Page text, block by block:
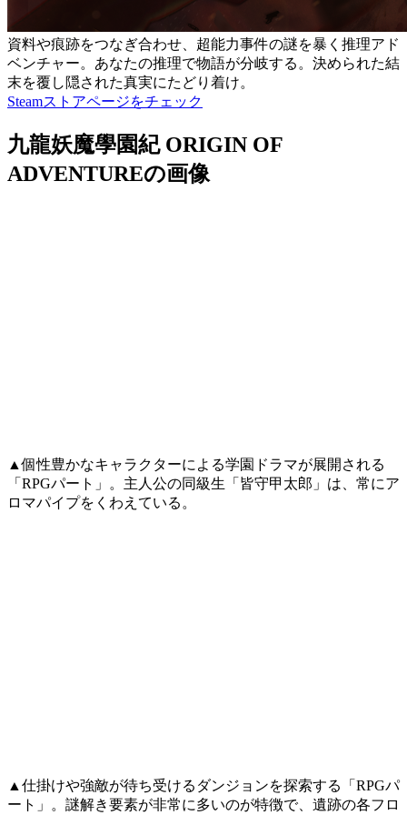
資料や痕跡をつなぎ合わせ、超能力事件の謎を暴く推理アド
ベンチャー。あなたの推理で物語が分岐する。決められた結
末を覆し隠された真実にたどり着け。
Steamストアページをチェック
九龍妖魔學園紀 ORIGIN OF
ADVENTUREの画像
▲個性豊かなキャラクターによる学園ドラマが展開される
「RPGパート」。主人公の同級生「皆守甲太郎」は、常にア
ロマパイプをくわえている。
▲仕掛けや強敵が待ち受けるダンジョンを探索する「RPGパ
ート」。謎解き要素が非常に多いのが特徴で、遺跡の各フロ